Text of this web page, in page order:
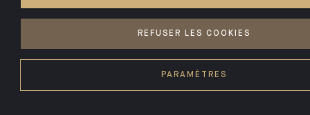
REFUSER LES COOKIES
PARAMÈTRES